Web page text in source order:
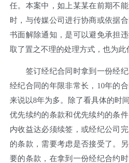
任。本案中，如上某某在前期不
时，与传媒公司进行协商或依据
书面解除通知，是可以避免承担
取了置之不理的处理方式，也为此
签订经纪合同时拿到一份经纪
经纪合同的年限非常长，10年的
来说以8年为多。除了看具体的时
优先续约的条款和优先续约的条
内收益达必须续签，或经纪公司
的条款，需要考虑是否接受了。
要的条款，在拿到一份经纪合约